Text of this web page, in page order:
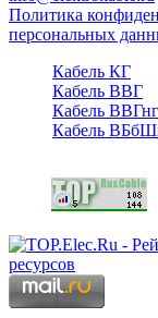
Политика
персональных
Кабель КГ
Кабель ВВГ
Кабель ВВГнг
Кабель